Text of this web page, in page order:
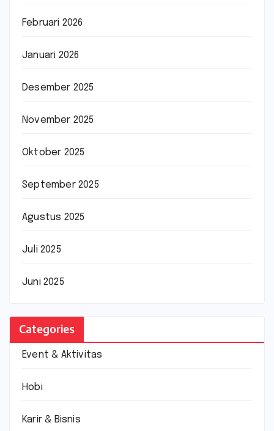
Februari 2026
Januari 2026
Desember 2025
November 2025
Oktober 2025
September 2025
Agustus 2025
Juli 2025
Juni 2025
Categories
Event & Aktivitas
Hobi
Karir & Bisnis